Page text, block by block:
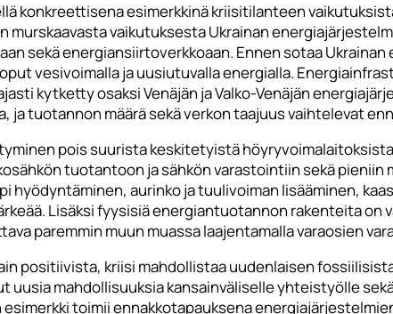
konkreettisena esimerkkinä kriisitilanteen
murskaavasta vaikutuksesta Ukrainan
sekä energiansiirtoverkkoaan. Ennen sotaa
vesivoimalla ja uusiutuvalla energialla.
kytketty osaksi Venäjän ja Valko-Venäjän
tuotannon määrä sekä verkon taajuus vaihtelevat
pois suurista keskitetyistä
tuotantoon ja sähkön varastointiin sekä
hyödyntäminen, aurinko ja tuulivoiman lisääminen,
Lisäksi fyysisiä energiantuotannon rakenteita on
paremmin muun muassa laajentamalla varaosien
positiivista, kriisi mahdollistaa uudenlaisen
uusia mahdollisuuksia kansainväliselle yhteistyölle
esimerkki toimii ennakkotapauksena